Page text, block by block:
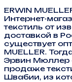
ERWIN
Интернет-
текстиль от
доставкой в
существует
MUELLER.
Эрвин Мюллер
продаже
Швабии, из